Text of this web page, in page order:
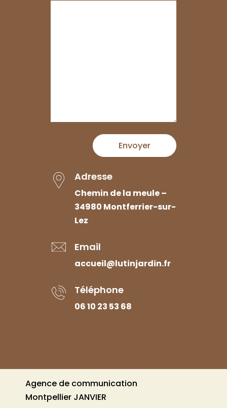
Envoyer
Adresse
Chemin de la meule –
34980 Montferrier-sur-
Lez
Email
accueil@lutinjardin.fr
Téléphone
06 10 23 53 68
Agence de communication
Montpellier JANVIER